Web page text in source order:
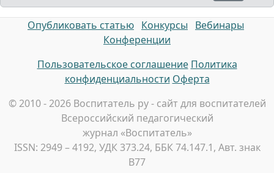
Опубликовать статью Конкурсы
Вебинары
Конференции
Пользовательское соглашение Политика
конфиденциальности Оферта
© 2010 - 2026 Воспитатель ру - сайт для воспитателей
Всероссийский педагогический
журнал «Воспитатель»
ISSN: 2949 – 4192, УДК 373.24, ББК 74.147.1, Авт. знак
В77